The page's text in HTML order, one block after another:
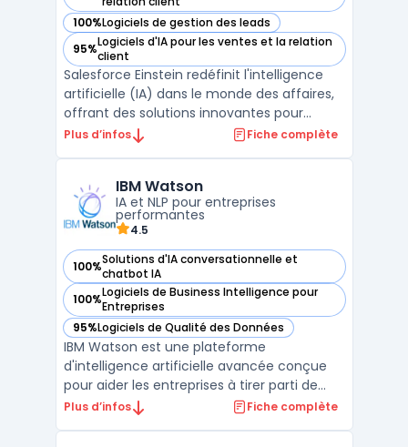
100%Logiciels de gestion des leads
— voir Salesforce Einstein dans cette catégorie
95%Logiciels d'IA pour les ventes et la relation
client
— voir Salesforce Einstein dans cette catégorie
Salesforce Einstein redéfinit l'intelligence
artificielle (IA) dans le monde des affaires,
offrant des solutions innovantes pour
transformer l'engagement client et la prise
peuvent optimiser leur Field Service, en
utilisa ...
Plus d’infos Fiche complète
IBM Watson
IA et NLP pour entreprises
performantes
4.5
100%Solutions d'IA conversationnelle et
chatbot IA
— voir IBM Watson dans cette catégorie
100%Logiciels de Business Intelligence pour
Entreprises
— voir IBM Watson dans cette catégorie
95%Logiciels de Qualité des Données
— voir IBM Watson dans cette catégorie
IBM Watson est une plateforme
d'intelligence artificielle avancée conçue
pour aider les entreprises à tirer parti de
leurs données et à automatiser leurs
Plus d’infos Fiche complète